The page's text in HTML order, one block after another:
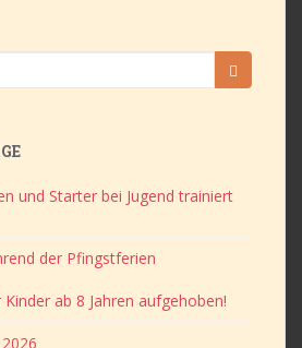
und Starter bei Jugend trainiert
der Pfingstferien
ab 8 Jahren aufgehoben!